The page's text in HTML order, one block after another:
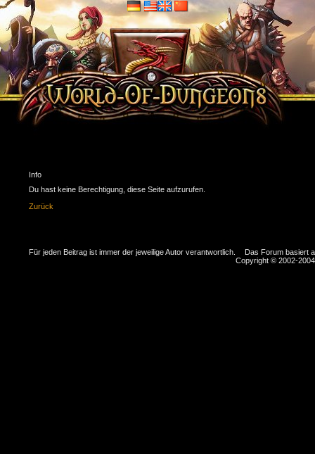
Info
Du hast keine Berechtigung, diese Seite aufzurufen.
Zurück
Für jeden Beitrag ist immer der jeweilige Autor verantwortlich.
Das Forum basiert
Copyright © 2002-